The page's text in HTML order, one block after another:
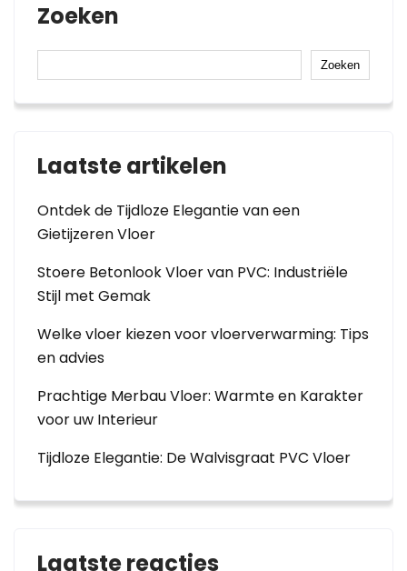
Zoeken
Zoeken
Laatste artikelen
Ontdek de Tijdloze Elegantie van een
Gietijzeren Vloer
Stoere Betonlook Vloer van PVC: Industriële
Stijl met Gemak
Welke vloer kiezen voor vloerverwarming: Tips
en advies
Prachtige Merbau Vloer: Warmte en Karakter
voor uw Interieur
Tijdloze Elegantie: De Walvisgraat PVC Vloer
Laatste reacties